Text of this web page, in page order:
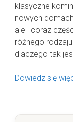
klasyczne
nowych
ale i coraz
różnego
dlaczego tak
Dowiedz się